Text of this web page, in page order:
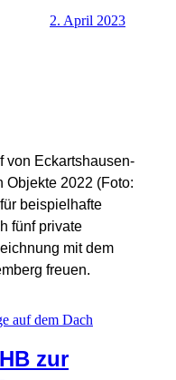
2. April 2023
SHB Redaktion
DSP
von Eckartshausen-
Objekte 2022 (Foto:
beispielhafte
fünf private
mit dem
freuen.
zur